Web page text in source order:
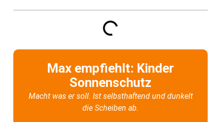
Max empfiehlt: Kinder
Sonnenschutz
Macht was er soll. Ist selbsthaftend und dunkelt
die Scheiben ab.